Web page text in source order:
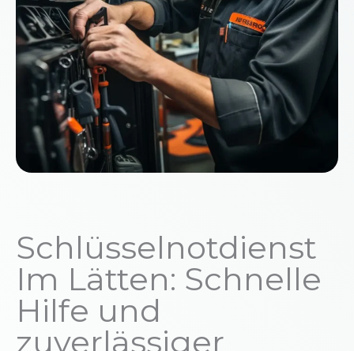
Schlüsselnotdienst
Im Lätten: Schnelle
Hilfe und
zuverlässiger